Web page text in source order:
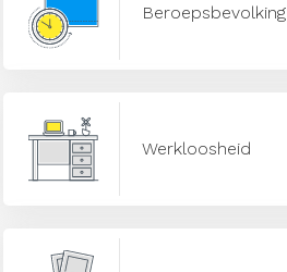
Beroepsbevolking
Werkloosheid